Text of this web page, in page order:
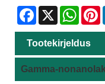
Facebook
X
Tootekirjeldus
Gamma-